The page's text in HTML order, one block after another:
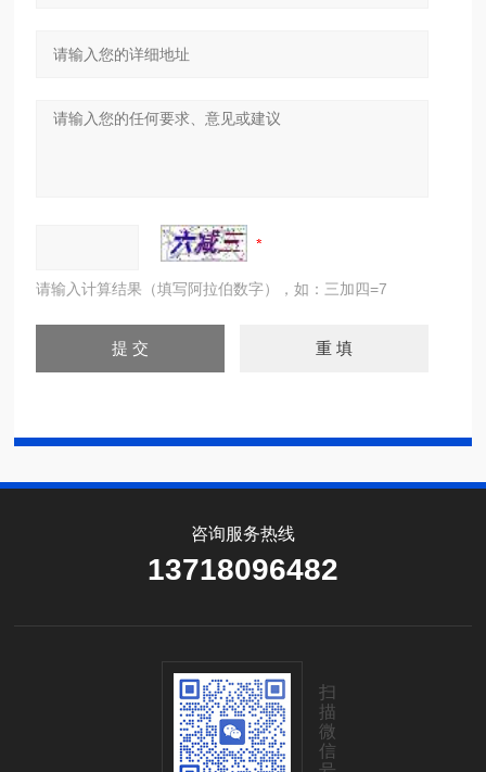
请输入计算结果（填写阿拉伯数字），如：三加四=7
咨询服务热线
13718096482
扫
描
微
信